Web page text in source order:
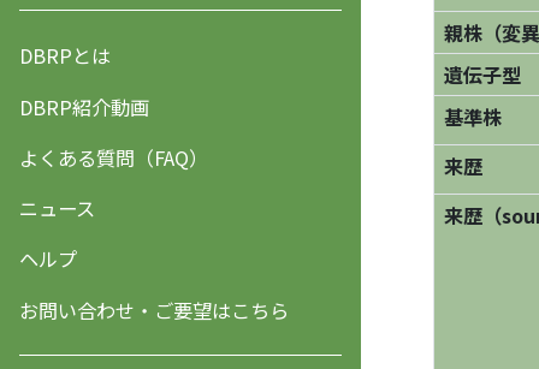
DBRPとは
DBRP紹介動画
よくある質問（FAQ）
ニュース
ヘルプ
お問い合わせ・ご要望はこちら
親株（変
遺伝子型
基準株
来歴
来歴（